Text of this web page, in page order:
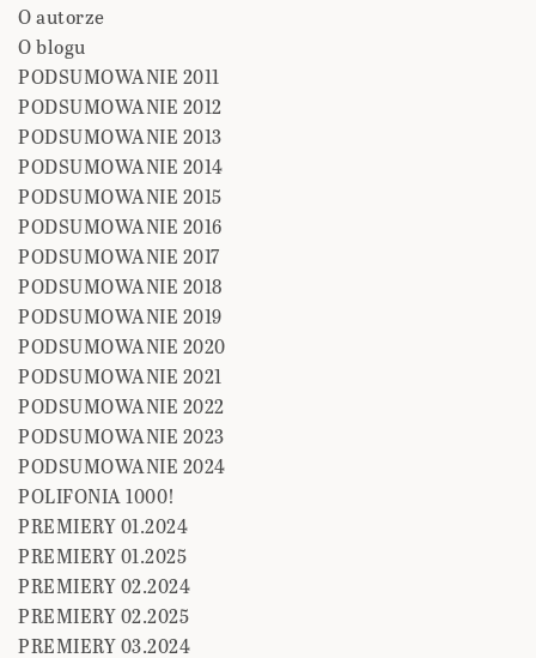
O autorze
O blogu
PODSUMOWANIE 2011
PODSUMOWANIE 2012
PODSUMOWANIE 2013
PODSUMOWANIE 2014
PODSUMOWANIE 2015
PODSUMOWANIE 2016
PODSUMOWANIE 2017
PODSUMOWANIE 2018
PODSUMOWANIE 2019
PODSUMOWANIE 2020
PODSUMOWANIE 2021
PODSUMOWANIE 2022
PODSUMOWANIE 2023
PODSUMOWANIE 2024
POLIFONIA 1000!
PREMIERY 01.2024
PREMIERY 01.2025
PREMIERY 02.2024
PREMIERY 02.2025
PREMIERY 03.2024